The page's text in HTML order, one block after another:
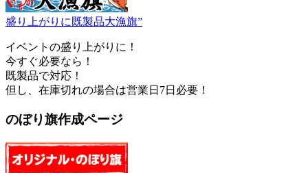
盛り上がりに既製品大漁旗”
イベントの盛り上がりに！
今すぐ必要なら！
既製品で対応！
但し、在庫切れの場合は営業日7日必要！
のぼり旗作成ページ